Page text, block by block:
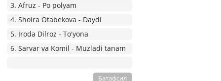
3. Afruz - Po polyam
4. Shoira Otabekova - Daydi
5. Iroda Dilroz - To'yona
6. Sarvar va Komil - Muzladi tanam
Батафсил